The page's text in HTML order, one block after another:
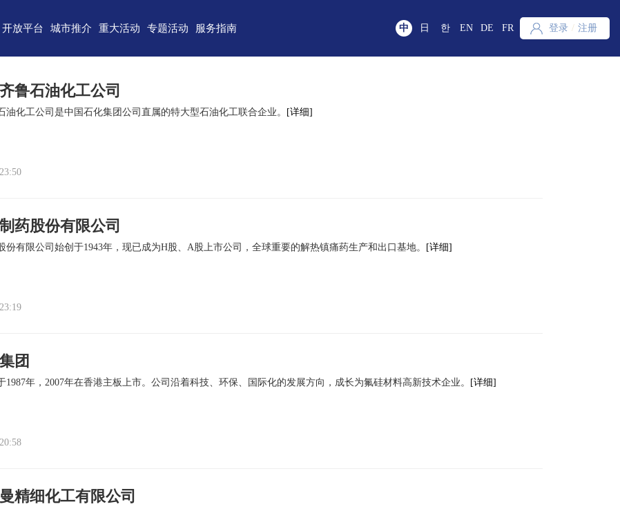
开放平台
)自由贸易试验区
术产业开发区
技术）开发区
城市推介
济南 青岛
淄博 枣庄
东营 烟台
临沂 聊城
滨州 菏泽
重大活动 专题活动
重点区域招商
云招商
服务指南
政务服务
意见建议
中 日 한 EN DE FR 登录 / 注册
鲁石油化工公司
油化工公司是中国石化集团公司直属的特大型石油化工联合企业。 [详细]
药股份有限公司
份有限公司始创于1943年，现已成为H股、A股上市公司，全球重要的解热镇痛药生产和出口基地。 [详细]
团
1987年，2007年在香港主板上市。公司沿着科技、环保、国际化的发展方向，成长为氟硅材料高新技术企业。 [详细]
精细化工有限公司